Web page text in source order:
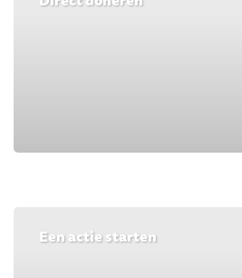
Een actie starten